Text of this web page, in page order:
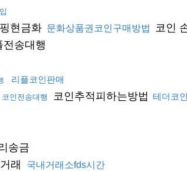
핑현금화 문화상품권코인구매방법 코인
전송대행
리플코인판매
코인전송대행 코인추적피하는방법 테더코
송금
래 국내거래소fds시간